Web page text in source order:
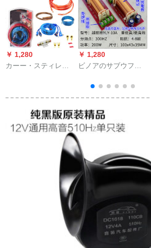
￥ 1,280
カーー・スティレオ
炮オーストリアディ
オ高回転低コンバーP
8セスト线4.5メート
铜包アルミネム
￥ 1,280
ビノアのサブウファ
ウファウの重低音分
離板の純低音分周器
の一つである、ある
YLY-10 A低音砲。